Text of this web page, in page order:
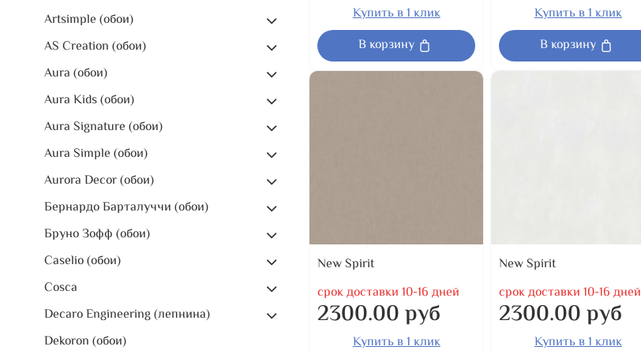
Купить в 1 клик
В корзину
Купить в 1 клик
В корзину
New Spirit
срок доставки 10-16 дней
2300.00 руб
Купить в 1 клик
New Spirit
срок доставки 10-16 дней
2300.00 руб
Купить в 1 клик
Artsimple (обои)
AS Creation (обои)
Aura (обои)
Aura Kids (обои)
Aura Signature (обои)
Aura Simple (обои)
Aurora Decor (обои)
Бернардо Барталуччи (обои)
Бруно Зофф (обои)
Caselio (обои)
Cosca
Decaro Engineering (лепнина)
Dekoron (обои)